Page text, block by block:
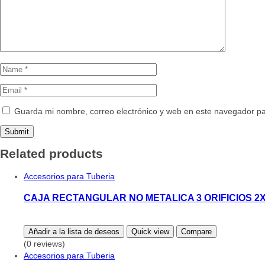
Guarda mi nombre, correo electrónico y web en este navegador
Related products
Accesorios para Tuberia
CAJA RECTANGULAR NO METALICA 3 ORIFICIOS
Añadir a la lista de deseos Quick view Compare
(0 reviews)
Accesorios para Tuberia